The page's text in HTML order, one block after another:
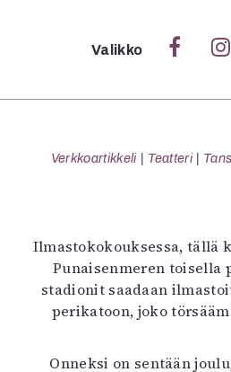
Sulje
Valikko
Verkkoartikkeli Teatteri
Ilmastokokouksessa, tällä
Punaisenmeren toisella
stadionit saadaan
perikatoon, joko
Onneksi on sentään